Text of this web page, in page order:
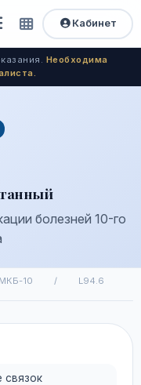
Быстрый
доступ
Кабинет
Необходима
болезней 10-го
10 / L94.6
связок